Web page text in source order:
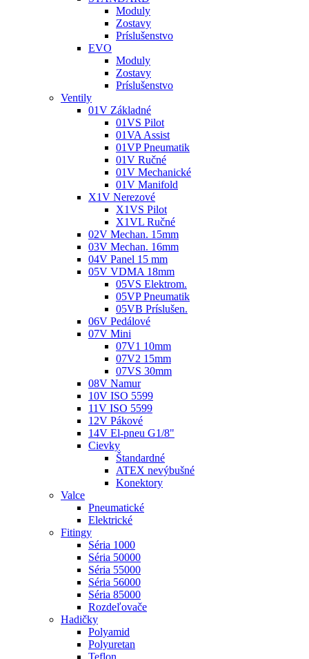
Moduly
Zostavy
Príslušenstvo
EVO
Moduly
Zostavy
Príslušenstvo
Ventily
01V Základné
01VS Pilot
01VA Assist
01VP Pneumatik
01V Ručné
01V Mechanické
01V Manifold
X1V Nerezové
X1VS Pilot
X1VL Ručné
02V Mechan. 15mm
03V Mechan. 16mm
04V Panel 15 mm
05V VDMA 18mm
05VS Elektrom.
05VP Pneumatik
05VB Príslušen.
06V Pedálové
07V Mini
07V1 10mm
07V2 15mm
07VS 30mm
08V Namur
10V ISO 5599
11V ISO 5599
12V Pákové
14V El-pneu G1/8"
Cievky
Štandardné
ATEX nevýbušné
Konektory
Valce
Pneumatické
Elektrické
Fitingy
Séria 1000
Séria 50000
Séria 55000
Séria 56000
Séria 85000
Rozdeľovače
Hadičky
Polyamid
Polyuretan
Teflon